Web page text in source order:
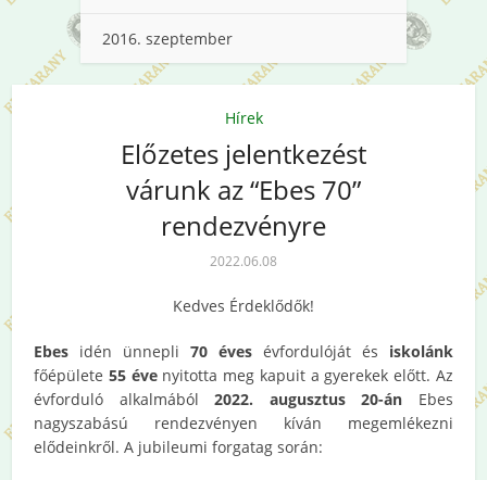
2016. szeptember
Hírek
Előzetes jelentkezést
várunk az “Ebes 70”
rendezvényre
2022.06.08
Kedves Érdeklődők!
Ebes idén ünnepli70 évesévfordulóját és iskolánk
főépülete 55 évenyitotta meg kapuit a gyerekek előtt. Az
évforduló alkalmából2022. augusztus 20-án Ebes
nagyszabású rendezvényen kíván megemlékezni
elődeinkről. A jubileumi forgatag során: